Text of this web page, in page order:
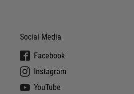
Social Media
Facebook
Instagram
YouTube